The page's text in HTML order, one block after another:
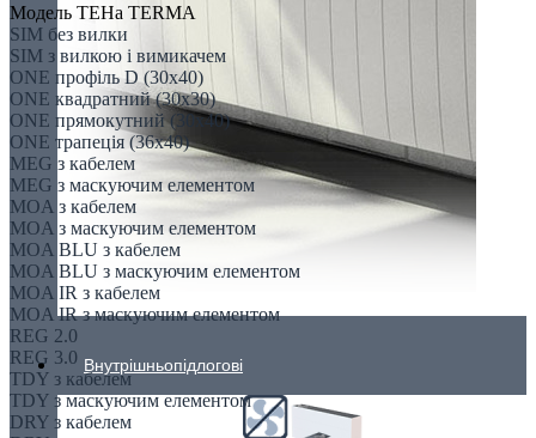
Внутрішньопідлогові
Модель ТЕНа TERMA
SIM без вилки
SIM з вилкою і вимикачем
ONE профіль D (30х40)
ONE квадратний (30х30)
ONE прямокутний (30х40)
ONE трапеція (36х40)
MEG з кабелем
MEG з маскуючим елементом
MOA з кабелем
MOA з маскуючим елементом
MOA BLU з кабелем
MOA BLU з маскуючим елементом
MOA IR з кабелем
MOA IR з маскуючим елементом
REG 2.0
REG 3.0
TDY з кабелем
TDY з маскуючим елементом
DRY з кабелем